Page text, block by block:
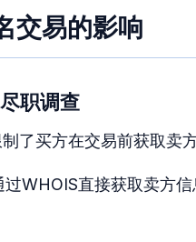
交易的影响
职调查
了买方在交易前获取卖
过WHOIS直接获取卖方信